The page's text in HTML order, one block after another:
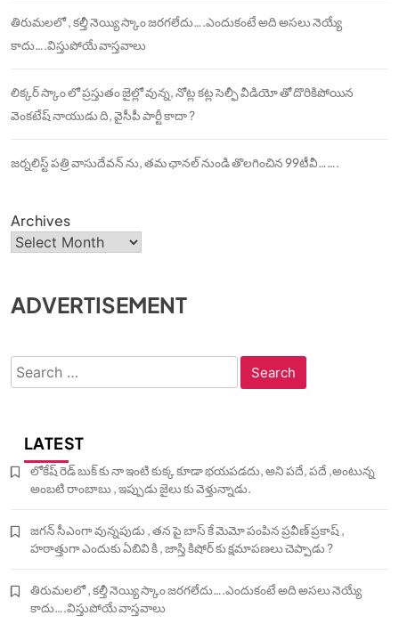
తిరుమలలో , కల్తీ నెయ్యి స్కాం జరగలేదు….ఎందుకంటే అది అసలు నెయ్యే
కాదు….విస్తుపోయే వాస్తవాలు
లిక్కర్ స్కాం లో ప్రస్తుతం జైల్లో వున్న, నోట్ల కట్ల సెల్ఫీ వీడియో తో దొరికిపోయిన
వెంకటేష్ నాయుడు ది, వైసీపీ పార్టీ కాదా ?
జర్నలిస్ట్ పత్రి వాసుదేవన్ ను, తమ ఛానల్ నుండి తొలగించిన 99టీవీ…….
Archives
ADVERTISEMENT
Search
for:
LATEST
లోకేష్ రెడ్ బుక్ కు నా ఇంటి కుక్క కూడా భయపడదు, అని పదే, పదే ,అంటున్న
అంబటి రాంబాబు , ఇప్పుడు జైలు కు వెళ్తున్నాడు.
జగన్ సీఎంగా వున్నపుడు , తన పై బాస్ కే మెమో పంపిన ప్రవీణ్ ప్రకాష్ ,
హఠాత్తుగా ఎందుకు ఏబివి కి , జాస్తి కిషోర్ కు క్షమాపణలు చెప్పాడు ?
తిరుమలలో , కల్తీ నెయ్యి స్కాం జరగలేదు….ఎందుకంటే అది అసలు నెయ్యే
కాదు….విస్తుపోయే వాస్తవాలు